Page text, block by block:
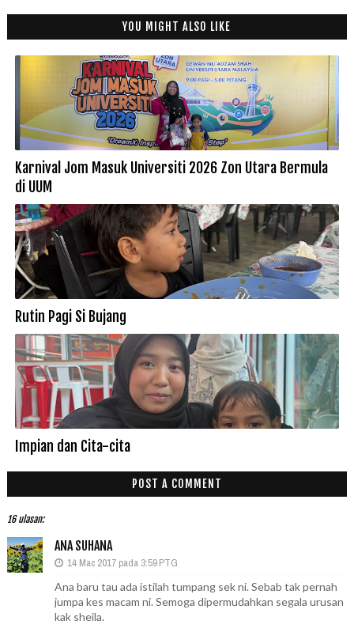
YOU MIGHT ALSO LIKE
Karnival Jom Masuk Universiti 2026 Zon Utara Bermula
di UUM
Rutin Pagi Si Bujang
Impian dan Cita-cita
POST A COMMENT
16 ulasan:
ANA SUHANA
14 Mac 2017 pada 3:59 PTG
Ana baru tau ada istilah tumpang sek ni. Sebab tak pernah
jumpa kes macam ni. Semoga dipermudahkan segala urusan
kak sheila.